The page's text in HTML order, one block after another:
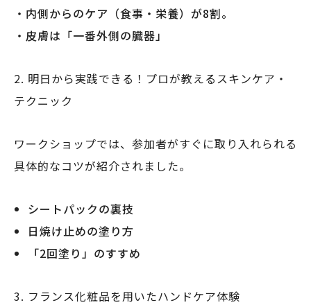
・内側からのケア（食事・栄養）が8割。
・皮膚は「一番外側の臓器」
2. 明日から実践できる！プロが教えるスキンケア・
テクニック
ワークショップでは、参加者がすぐに取り入れられる
具体的なコツが紹介されました。
シートパックの裏技
日焼け止めの塗り方
「2回塗り」のすすめ
3. フランス化粧品を用いたハンドケア体験